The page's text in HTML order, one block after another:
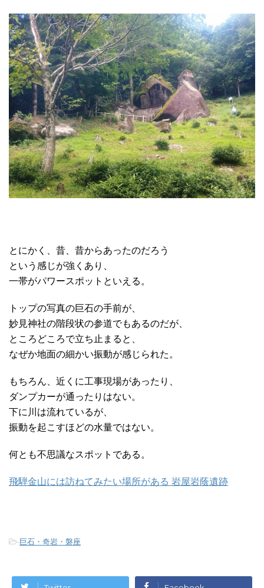
とにかく、昔、昔からあったのだろう
という感じが強くあり、
一帯がパワースポットといえる。
トップの写真の巨石の手前が、
妙見神社の階段状の参道でもあるのだが、
ところどころで立ち止まると、
なぜか地面の細かい振動が感じられた。
もちろん、近くに工事現場があったり、
ダンプカーが通ったりはない。
下に川は流れているが、
振動を起こすほどの水量ではない。
何とも不思議なスポットである。
飛騨金山には訪ねてみたい場所がある 岩屋岩蔭遺跡
-巨石・奇岩・磐座